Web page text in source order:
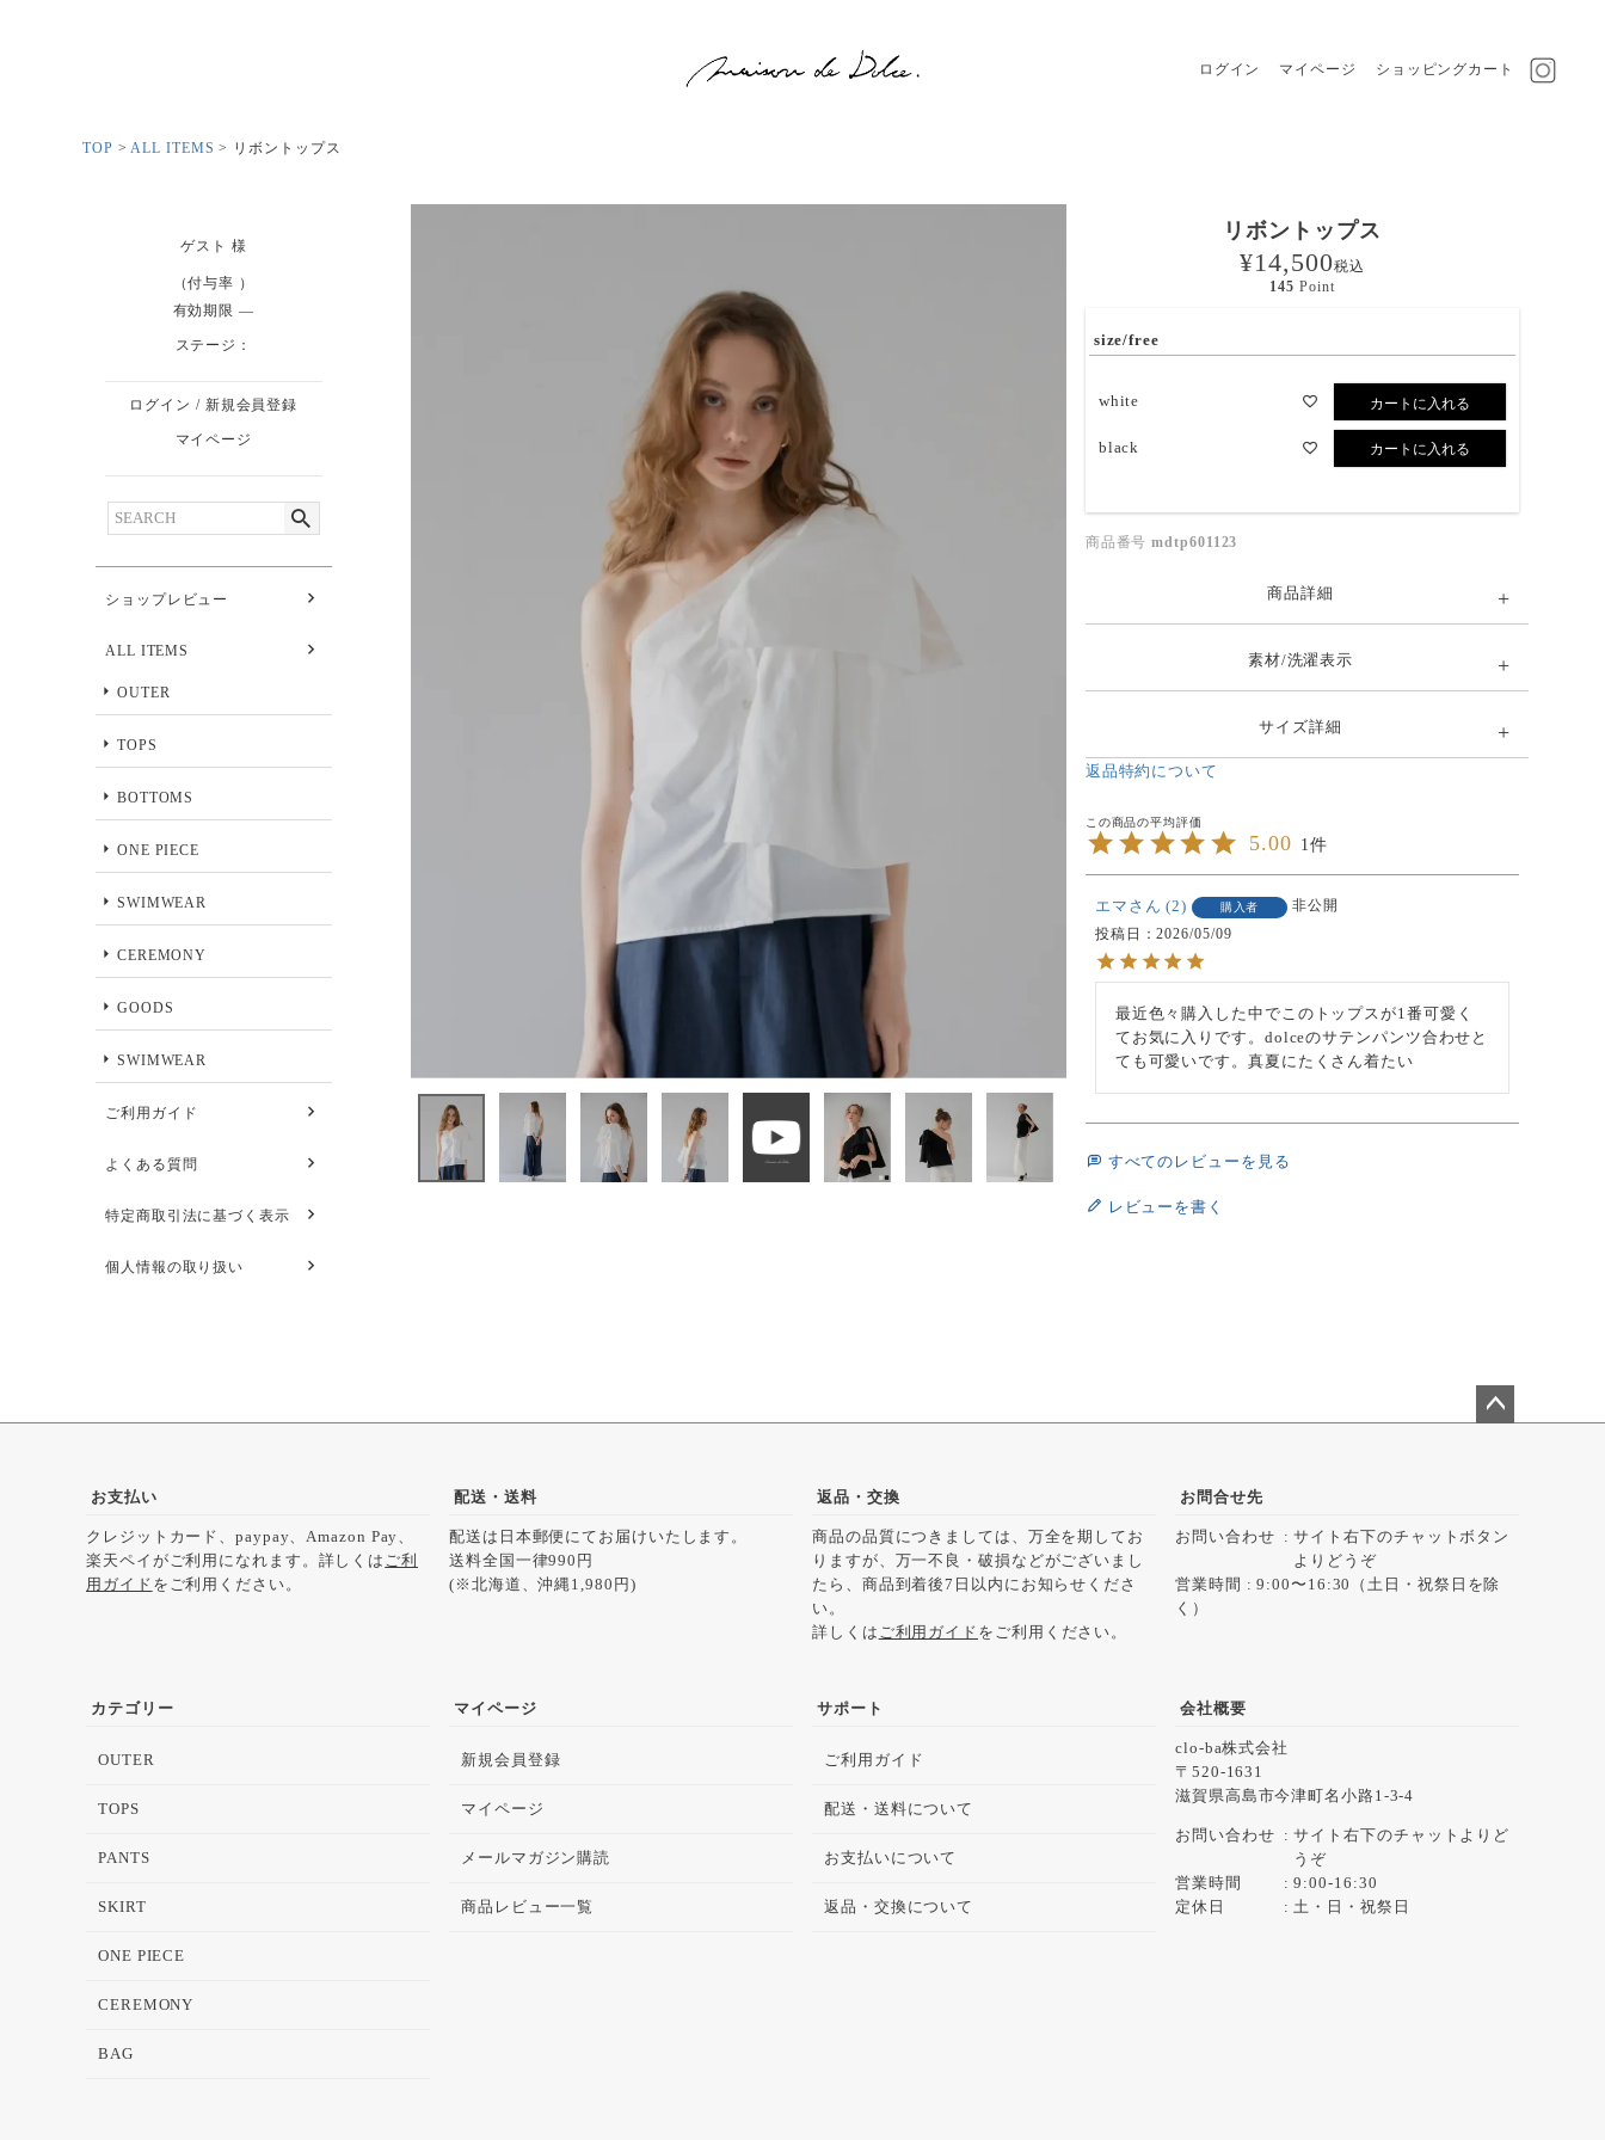
ログイン マイページ ショッピングカート
TOP ALL ITEMS リボントップス
ゲスト 様
（付与率 ）
有効期限
ステージ：
ログイン / 新規会員登録
マイページ
ショップレビュー
ALL ITEMS
OUTER
TOPS
BOTTOMS
ONE PIECE
SWIMWEAR
CEREMONY
GOODS
SWIMWEAR
ご利用ガイド
よくある質問
特定商取引法に基づく表示
個人情報の取り扱い
リボントップス
¥14,500税込
145 Point
size/free
white カートに入れる
black カートに入れる
商品番号 mdtp601123
商品詳細
素材/洗濯表示
サイズ詳細
返品特約について
5.00 1
エマ 2 購入者
非公開
投稿日
2026/05/09
最近色々購入した中でこのトップスが1番可愛く
てお気に入りです。dolceのサテンパンツ合わせと
ても可愛いです。真夏にたくさん着たい
すべてのレビューを見る
レビューを書く
お支払い
クレジットカード、paypay、Amazon Pay、
楽天ペイがご利用になれます。詳しくは ご利
用ガイド をご利用ください。
配送・送料
配送は日本郵便にてお届けいたします。
送料全国一律990円
(※北海道、沖縄1,980円)
返品・交換
商品の品質につきましては、万全を期してお
りますが、万一不良・破損などがございまし
たら、商品到着後7日以内にお知らせくださ
い。
詳しくは ご利用ガイド をご利用ください。
お問合せ先
お問い合わせ
サイト右下のチャットボタン
よりどうぞ
営業時間 : 9:00〜16:30（土日・祝祭日を除
く）
カテゴリー
OUTER
TOPS
PANTS
SKIRT
ONE PIECE
CEREMONY
BAG
マイページ
新規会員登録
マイページ
メールマガジン購読
商品レビュー一覧
サポート
ご利用ガイド
配送・送料について
お支払いについて
返品・交換について
会社概要
clo-ba株式会社
520-1631
滋賀県高島市今津町名小路1-3-4
お問い合わせ
サイト右下のチャットよりど
うぞ
営業時間
9:00-16:30
定休日
土・日・祝祭日